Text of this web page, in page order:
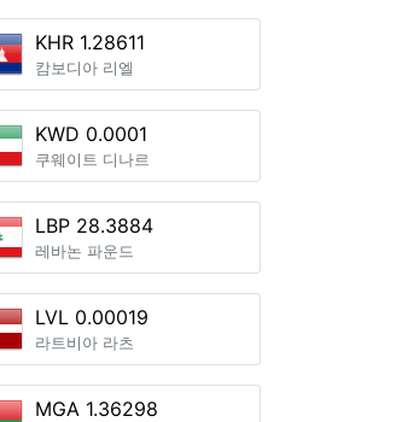
KHR 1.28611
캄보디아 리엘
KWD 0.0001
쿠웨이트 디나르
LBP 28.3884
레바논 파운드
LVL 0.00019
라트비아 라츠
MGA 1.36298